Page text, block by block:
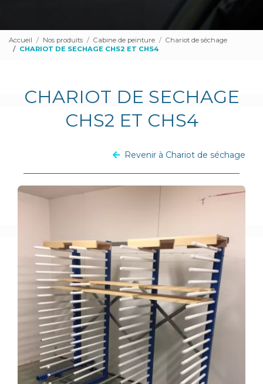
Accueil Nos produits Cabine de peinture
Chariot de séchage
CHARIOT DE SECHAGE CHS2 ET CHS4
CHARIOT DE SECHAGE
CHS2 ET CHS4
Revenir à Chariot de séchage